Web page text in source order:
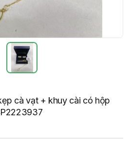
cà vạt + khuy cài có hộp